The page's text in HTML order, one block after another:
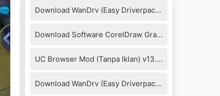
Download WanDrv (Easy Driverpack) 7.17.1218.3 Full Version
Download Software CorelDraw Graphics Suite X8 + Keygen
UC Browser Mod (Tanpa Iklan) v13.4.0.1306 Apk
Download WanDrv (Easy Driverpack) 6.6.2016.0114